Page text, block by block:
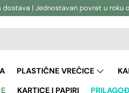
dostava | Jednostavan povrat u roku
PLASTIČNE VREĆICE
KARTICE I PAPIRI